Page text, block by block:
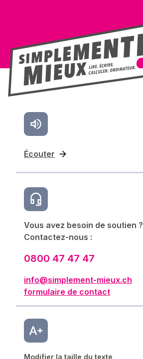
Écouter
Vous avez besoin de soutien ?
Contactez-nous :
0800 47 47 47
info@simplement-mieux.ch
formulaire de contact
Modifier la taille du texte